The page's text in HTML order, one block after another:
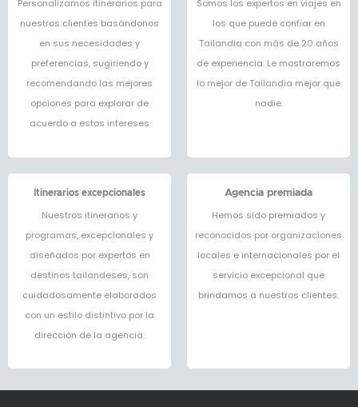
Personalizamos itinerarios para
nuestros clientes basándonos
en sus necesidades y
preferencias, sugiriendo y
recomendando las mejores
opciones para explorar de
acuerdo a estos intereses
Somos los expertos en viajes en
los que puede confiar en
Tailandia con más de 20 años
de experiencia. Le mostraremos
lo mejor de Tailandia mejor que
nadie.
Itinerarios excepcionales
Nuestros itinerarios y
programas, excepcionales y
diseñados por expertos en
destinos tailandeses, son
cuidadosamente elaborados
con un estilo distintivo por la
dirección de la agencia.
Agencia premiada
Hemos sido premiados y
reconocidos por organizaciones
locales e internacionales por el
servicio excepcional que
brindamos a nuestros clientes.